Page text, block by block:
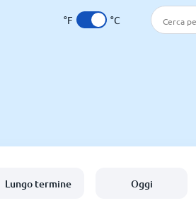
°F °C
Lungo termine Oggi